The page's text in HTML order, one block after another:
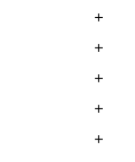




